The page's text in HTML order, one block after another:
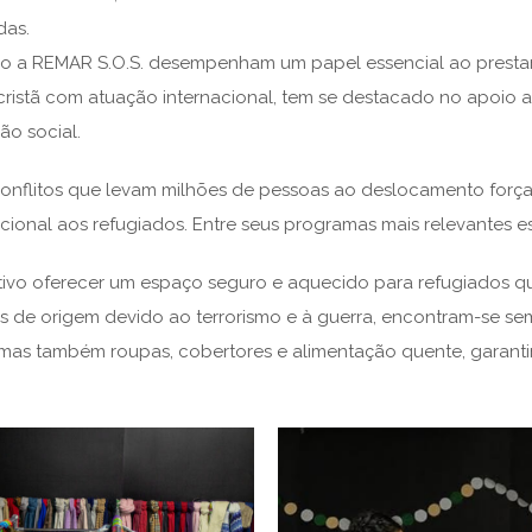
REMAR S.O.S. desempenham um papel essencial ao
com atuação internacional, tem se destacado no
social.
que levam milhões de pessoas ao deslocamento
aos refugiados. Entre seus programas mais relevantes
oferecer um espaço seguro e aquecido para refugiados
de origem devido ao terrorismo e à guerra, encontram-se
também roupas, cobertores e alimentação quente,